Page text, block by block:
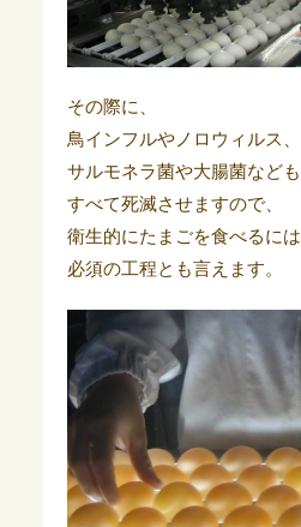
その際に、
鳥インフルやノロウィルス、
サルモネラ菌や大腸菌なども
すべて死滅させますので、
衛生的にたまごを食べるには
必須の工程とも言えます。